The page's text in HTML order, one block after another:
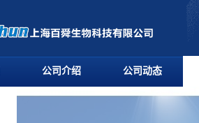
公司介绍 公司动态